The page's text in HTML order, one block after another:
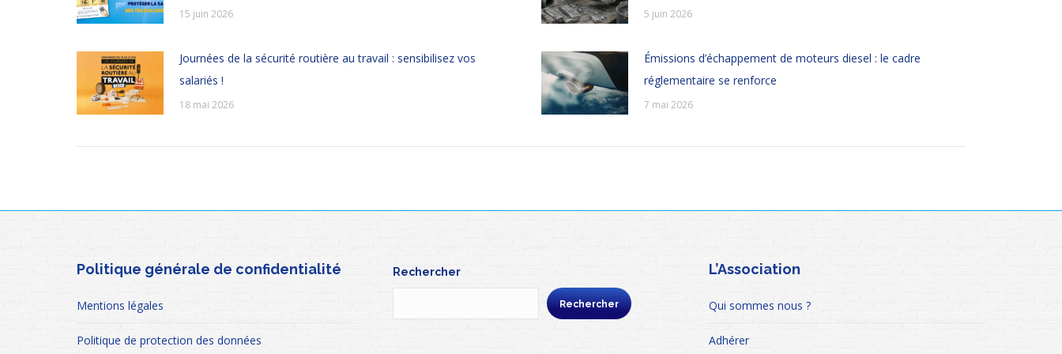
15 juin 2026 5 juin 2026
Journées de la sécurité routière au travail : sensibilisez vos
salariés !
18 mai 2026
Émissions d’échappement de moteurs diesel : le cadre
réglementaire se renforce
7 mai 2026
Politique générale de confidentialité
Mentions légales
Politique de protection des données
Rechercher
Rechercher
L’Association
Qui sommes nous ?
Adhérer